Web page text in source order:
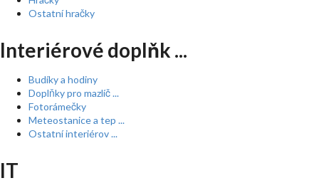
Ostatní hračky
Interiérové doplňk ...
Budíky a hodiny
Doplňky pro mazlíč ...
Fotorámečky
Meteostanice a tep ...
Ostatní interiérov ...
IT